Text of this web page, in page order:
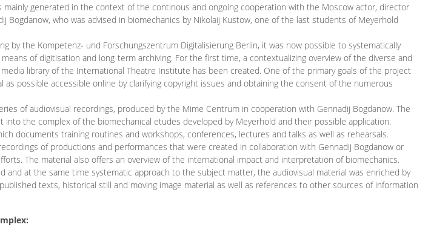
mainly generated in the context of the continous and ongoing cooperation with the Moscow actor, director
Bogdanow, who was advised in biomechanics by Nikolaij Kustow, one of the last students of Meyerhold
by the Kompetenz- und Forschungszentrum Digitalisierung Berlin, it was now possible to systematically
of digitisation and long-term archiving. For the first time, a contextualizing overview of the diverse and
library of the International Theatre Institute has been created. One of the primary goals of the project
as possible accessible online by clarifying copyright issues and obtaining the consent of the numerous
of audiovisual recordings, produced by the Mime Centrum in cooperation with Gennadij Bogdanow. The
into the complex of the biomechanical etudes developed by Meyerhold and their possible application.
documents training routines and workshops, conferences, lectures and talks as well as rehearsals.
of productions and performances that were created in collaboration with Gennadij Bogdanow or
The material also offers an overview of the international impact and interpretation of biomechanics.
and at the same time systematic approach to the subject matter, the audiovisual material was enriched by
texts, historical still and moving image material as well as references to other sources of information